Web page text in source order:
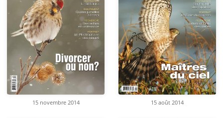
15 novembre 2014 15 août 2014